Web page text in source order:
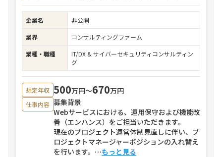
企業名
非公開
業界
コンサルティングファーム
業種・職種
IT/DX & サイバーセキュリティコンサルティン
グ
想定年収 500万円〜670万円
仕事内容 募集背景
Webサービスにおける、運用保守および機能改
善（エンハンス）をご担当いただきます。
現在のプロジェクト運営体制見直しに伴い、プ
ロジェクトマネージャーポジションの入れ替え
を行います。 ⋯もっと見る